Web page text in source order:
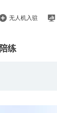
无人机入驻
陪练